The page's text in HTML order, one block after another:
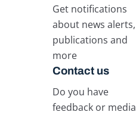
Get notifications
about news alerts,
publications and
more
Contact us
Do you have
feedback or media